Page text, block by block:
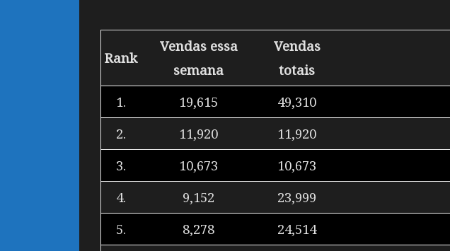
Rank
Vendas essa
semana
Vendas
totais
1. 19,615 49,310
2.
11,920 11,920
3.
10,673 10,673
4.
9,152 23,999
5.
8,278 24,514